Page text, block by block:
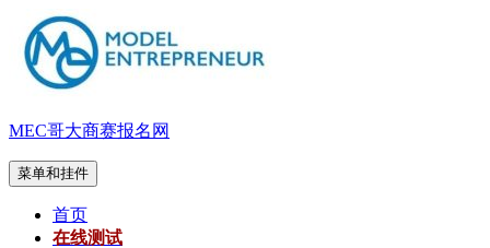
至
内
MEC哥大商赛报名网
菜单和挂件
首页
在线测试